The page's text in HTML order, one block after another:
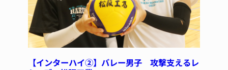
【インターハイ②】バレー男子 攻撃支えるレ